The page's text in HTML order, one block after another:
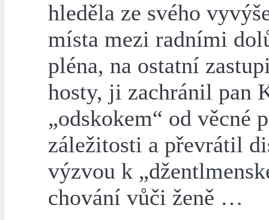
hleděla ze svého
místa mezi radními
pléna, na ostatní
hosty, ji zachránil pan
„odskokem“ od věcné
záležitosti a převrátil
výzvou k
chování vůči ženě …